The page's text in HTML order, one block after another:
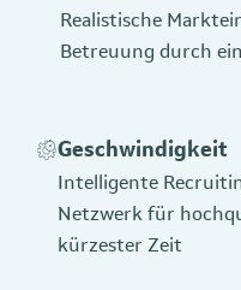
Realistische
Betreuung durch
Geschwindigkeit
Intelligente
Netzwerk für
kürzester Zeit